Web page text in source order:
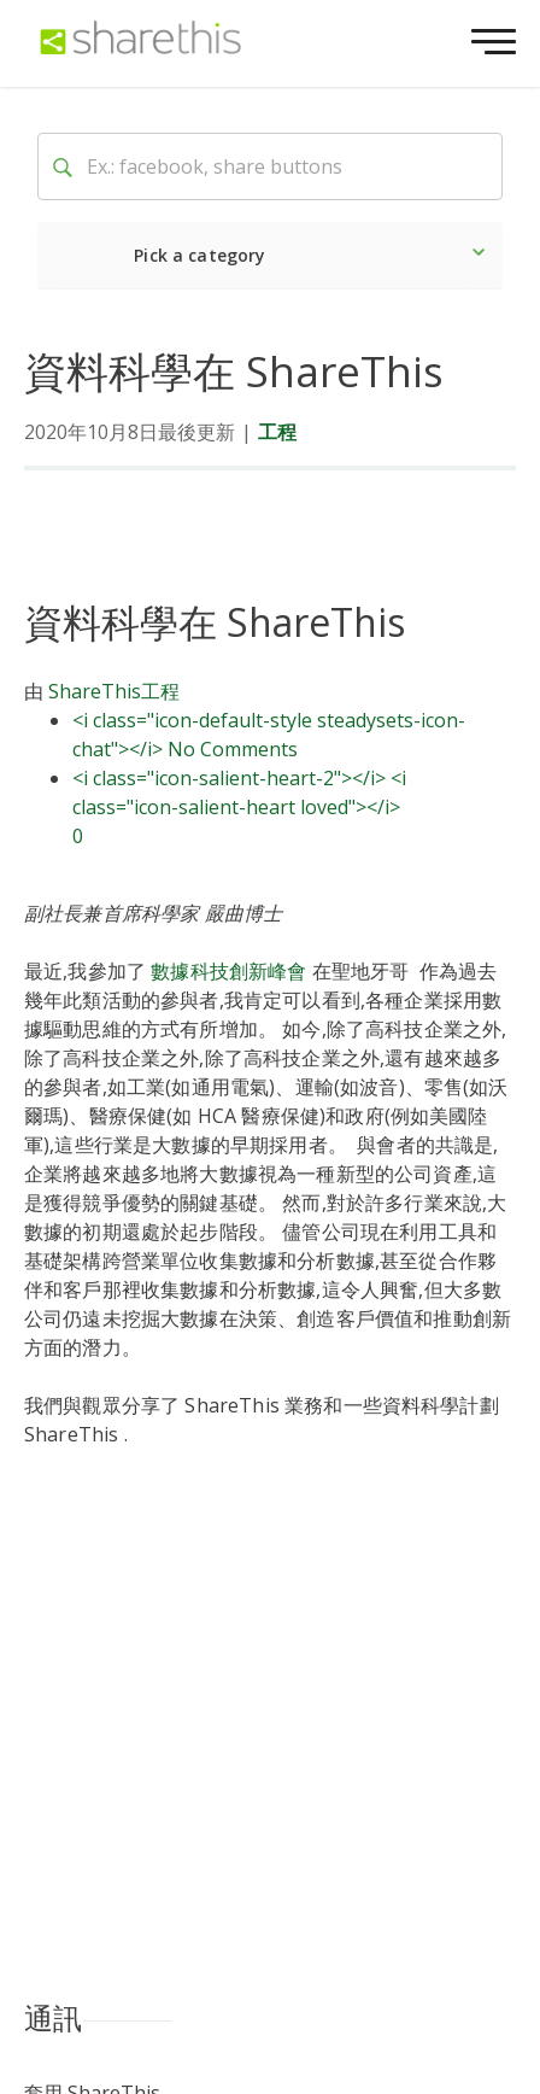
Pick a category
資料科學在 ShareThis
2020年10月8日最後更新 | 工程
資料科學在 ShareThis
由 ShareThis工程
<i class="icon-default-style steadysets-icon-
chat"></i> No Comments
<i class="icon-salient-heart-2"></i> <i
class="icon-salient-heart loved"></i>
0
副社長兼首席科學家 嚴曲博士
最近,我參加了數據科技創新峰會 在聖地牙哥 作為過去
幾年此類活動的參與者,我肯定可以看到,各種企業採用數
據驅動思維的方式有所增加。 如今,除了高科技企業之外,
除了高科技企業之外,除了高科技企業之外,還有越來越多
的參與者,如工業(如通用電氣)、運輸(如波音)、零售(如沃
爾瑪)、醫療保健(如 HCA 醫療保健)和政府(例如美國陸
軍),這些行業是大數據的早期採用者。 與會者的共識是,
企業將越來越多地將大數據視為一種新型的公司資產,這
是獲得競爭優勢的關鍵基礎。 然而,對於許多行業來說,大
數據的初期還處於起步階段。 儘管公司現在利用工具和
基礎架構跨營業單位收集數據和分析數據,甚至從合作夥
伴和客戶那裡收集數據和分析數據,這令人興奮,但大多數
公司仍遠未挖掘大數據在決策、創造客戶價值和推動創新
方面的潛力。
我們與觀眾分享了 ShareThis 業務和一些資料科學計劃
ShareThis .
通訊